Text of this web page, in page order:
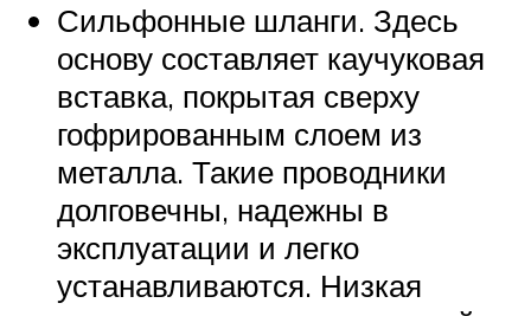
Сильфонные шланги. Здесь
основу составляет каучуковая
вставка, покрытая сверху
гофрированным слоем из
металла. Такие проводники
долговечны, надежны в
эксплуатации и легко
устанавливаются. Низкая